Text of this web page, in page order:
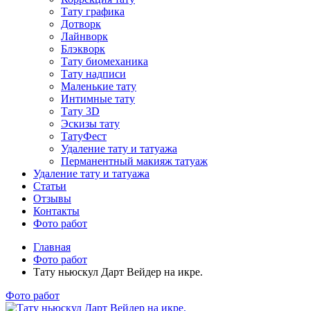
Тату графика
Дотворк
Лайнворк
Блэкворк
Тату биомеханика
Тату надписи
Маленькие тату
Интимные тату
Тату 3D
Эскизы тату
ТатуФест
Удаление тату и татуажа
Перманентный макияж татуаж
Удаление тату и татуажа
Статьи
Отзывы
Контакты
Фото работ
Главная
Фото работ
Тату ньюскул Дарт Вейдер на икре.
Фото работ